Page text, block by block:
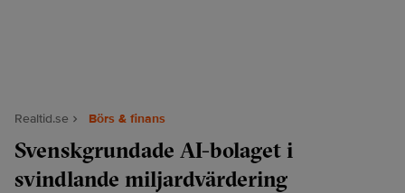
Realtid.se Börs & finans
Svenskgrundade AI-bolaget i
svindlande miljardvärdering